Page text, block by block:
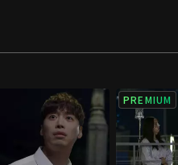
PREMIUM